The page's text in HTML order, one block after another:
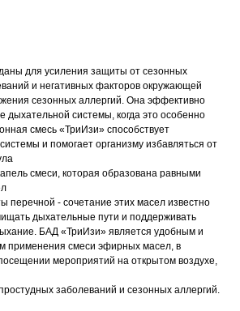
для усиления защиты от сезонных
и негативных факторов окружающей
сезонных аллергий. Она эффективно
дыхательной системы, когда это особенно
смесь «ТриИзи» способствует
и помогает организму избавляться от
смеси, которая образована равными
перечной - сочетание этих масел известно
дыхательные пути и поддерживать
БАД «ТриИзи» является удобным и
применения смеси эфирных масел, в
мероприятий на открытом воздухе,
заболеваний и сезонных аллергий.